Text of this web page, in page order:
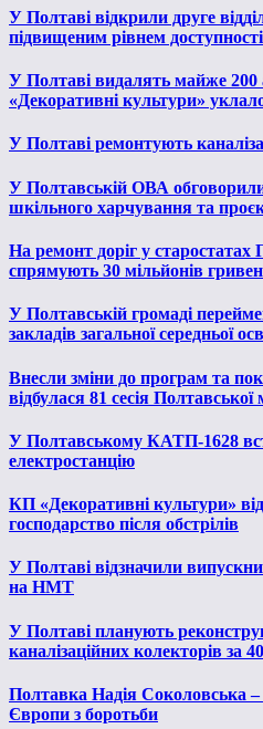
У Полтаві відкрили друге
підвищеним рівнем доступності
У Полтаві видалять майже
«Декоративні культури»
У Полтаві ремонтують
У Полтавській ОВА
шкільного харчування та
На ремонт доріг у старостатах
спрямують 30 мільйонів
У Полтавській громаді
закладів загальної середньої
Внесли зміни до програм та
відбулася 81 сесія Полтавської
У Полтавському КАТП-1628
електростанцію
КП «Декоративні культури»
господарство після обстрілів
У Полтаві відзначили
на НМТ
У Полтаві планують
каналізаційних колекторів за
Полтавка Надія Соколовська –
Європи з боротьби